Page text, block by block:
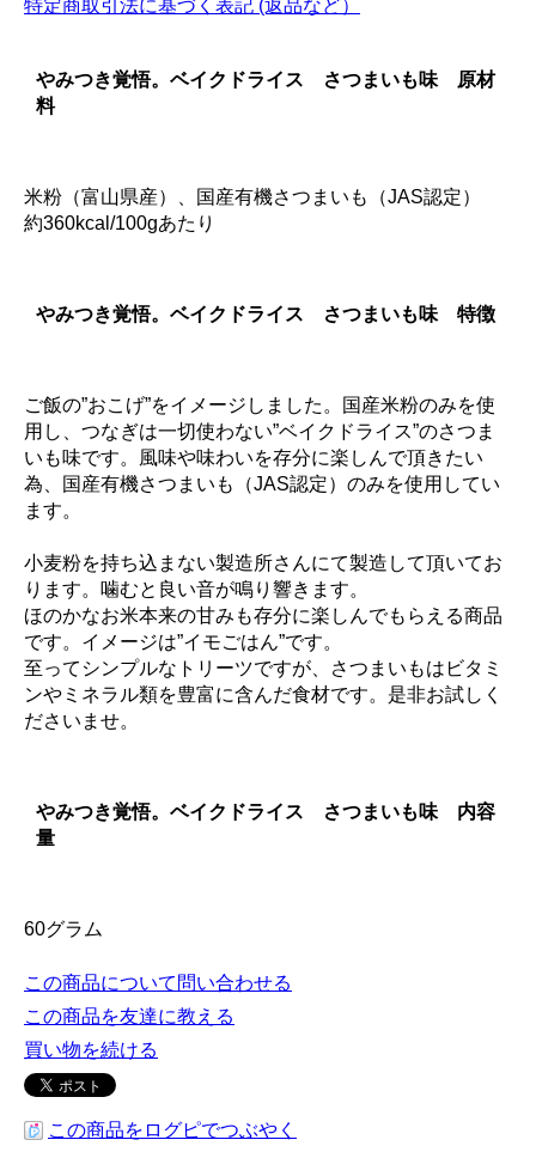
特定商取引法に基づく表記 (返品など）
やみつき覚悟。ベイクドライス さつまいも味 原材
料
米粉（富山県産）、国産有機さつまいも（JAS認定）
約360kcal/100gあたり
やみつき覚悟。ベイクドライス さつまいも味 特徴
ご飯の”おこげ”をイメージしました。国産米粉のみを使
用し、つなぎは一切使わない”ベイクドライス”のさつま
いも味です。風味や味わいを存分に楽しんで頂きたい
為、国産有機さつまいも（JAS認定）のみを使用してい
ます。
小麦粉を持ち込まない製造所さんにて製造して頂いてお
ります。噛むと良い音が鳴り響きます。
ほのかなお米本来の甘みも存分に楽しんでもらえる商品
です。イメージは”イモごはん”です。
至ってシンプルなトリーツですが、さつまいもはビタミ
ンやミネラル類を豊富に含んだ食材です。是非お試しく
ださいませ。
やみつき覚悟。ベイクドライス さつまいも味 内容
量
60グラム
この商品について問い合わせる
この商品を友達に教える
買い物を続ける
この商品をログピでつぶやく